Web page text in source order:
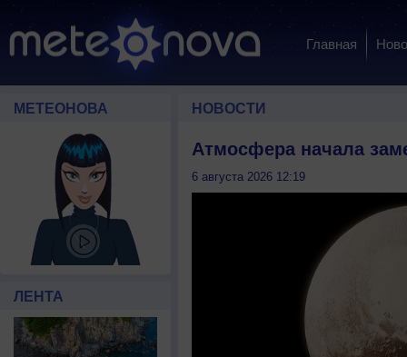
Главная
МЕТЕОНОВА
ЛЕНТА
НОВОСТИ
Атмосфера начала
6 августа 2026 12:19